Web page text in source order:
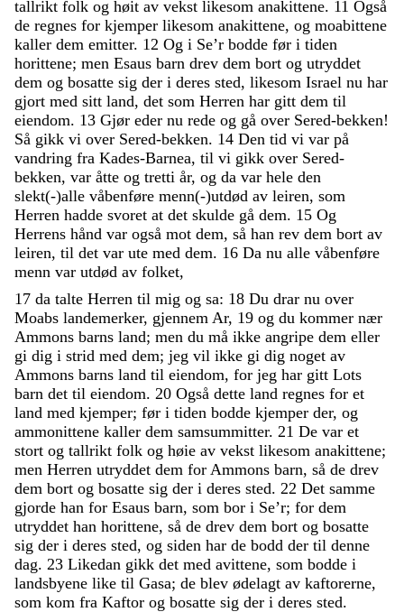
tallrikt folk og høit av vekst likesom anakittene. 11 Også
de regnes for kjemper likesom anakittene, og moabittene
kaller dem emitter. 12 Og i Se’r bodde før i tiden
horittene; men Esaus barn drev dem bort og utryddet
dem og bosatte sig der i deres sted, likesom Israel nu har
gjort med sitt land, det som Herren har gitt dem til
eiendom. 13 Gjør eder nu rede og gå over Sered-bekken!
Så gikk vi over Sered-bekken. 14 Den tid vi var på
vandring fra Kades-Barnea, til vi gikk over Sered-
bekken, var åtte og tretti år, og da var hele den
slekt(-)alle våbenføre menn(-)utdød av leiren, som
Herren hadde svoret at det skulde gå dem. 15 Og
Herrens hånd var også mot dem, så han rev dem bort av
leiren, til det var ute med dem. 16 Da nu alle våbenføre
menn var utdød av folket,
17 da talte Herren til mig og sa: 18 Du drar nu over
Moabs landemerker, gjennem Ar, 19 og du kommer nær
Ammons barns land; men du må ikke angripe dem eller
gi dig i strid med dem; jeg vil ikke gi dig noget av
Ammons barns land til eiendom, for jeg har gitt Lots
barn det til eiendom. 20 Også dette land regnes for et
land med kjemper; før i tiden bodde kjemper der, og
ammonittene kaller dem samsummitter. 21 De var et
stort og tallrikt folk og høie av vekst likesom anakittene;
men Herren utryddet dem for Ammons barn, så de drev
dem bort og bosatte sig der i deres sted. 22 Det samme
gjorde han for Esaus barn, som bor i Se’r; for dem
utryddet han horittene, så de drev dem bort og bosatte
sig der i deres sted, og siden har de bodd der til denne
dag. 23 Likedan gikk det med avittene, som bodde i
landsbyene like til Gasa; de blev ødelagt av kaftorerne,
som kom fra Kaftor og bosatte sig der i deres sted.